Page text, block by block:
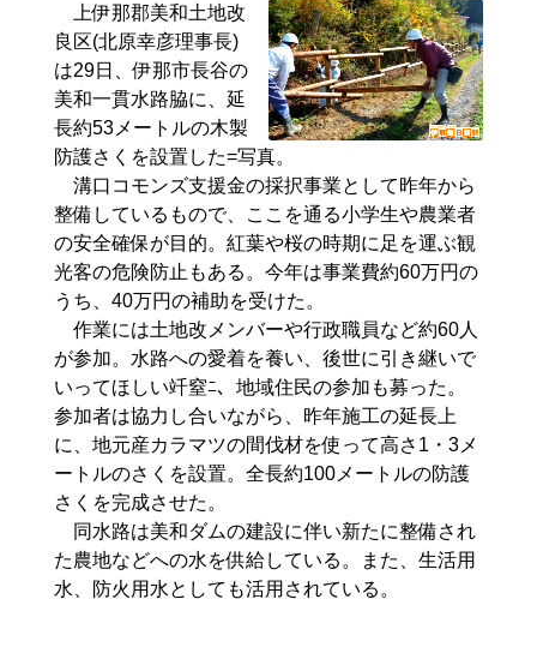
上伊那郡美和土地改
良区(北原幸彦理事長)
は29日、伊那市長谷の
美和一貫水路脇に、延
長約53メートルの木製
防護さくを設置した=写真。
溝口コモンズ支援金の採択事業として昨年から
整備しているもので、ここを通る小学生や農業者
の安全確保が目的。紅葉や桜の時期に足を運ぶ観
光客の危険防止もある。今年は事業費約60万円の
うち、40万円の補助を受けた。
作業には土地改メンバーや行政職員など約60人
が参加。水路への愛着を養い、後世に引き継いで
いってほしい竏窒ﾆ、地域住民の参加も募った。
参加者は協力し合いながら、昨年施工の延長上
に、地元産カラマツの間伐材を使って高さ1・3メ
ートルのさくを設置。全長約100メートルの防護
さくを完成させた。
同水路は美和ダムの建設に伴い新たに整備され
た農地などへの水を供給している。また、生活用
水、防火用水としても活用されている。